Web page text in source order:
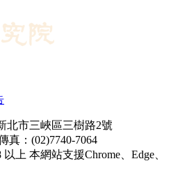
北市三峽區三樹路2號
真：(02)7740-7064
上 本網站支援Chrome、Edge、